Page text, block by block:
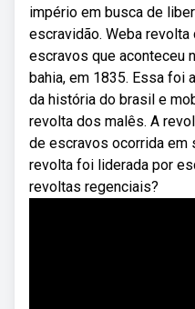
império em busca de
escravidão. Weba
escravos que aconteceu
bahia, em 1835. Essa foi
da história do brasil e
revolta dos malês. A
de escravos ocorrida em
revolta foi liderada por
revoltas regenciais?